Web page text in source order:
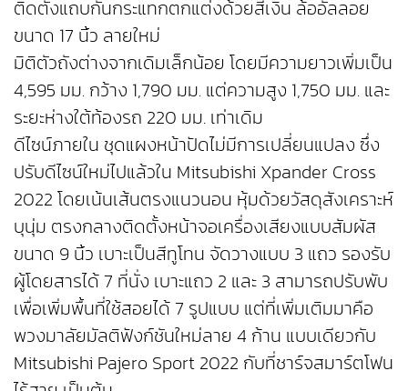
ติดตั้งแถบกันกระแทกตกแต่งด้วยสีเงิน ล้ออัลลอย
ขนาด 17 นิ้ว ลายใหม่
มิติตัวถังต่างจากเดิมเล็กน้อย โดยมีความยาวเพิ่มเป็น
4,595 มม. กว้าง 1,790 มม. แต่ความสูง 1,750 มม. และ
ระยะห่างใต้ท้องรถ 220 มม. เท่าเดิม
ดีไซน์ภายใน ชุดแผงหน้าปัดไม่มีการเปลี่ยนแปลง ซึ่ง
ปรับดีไซน์ใหม่ไปแล้วใน Mitsubishi Xpander Cross
2022 โดยเน้นเส้นตรงแนวนอน หุ้มด้วยวัสดุสังเคราะห์
บุนุ่ม ตรงกลางติดตั้งหน้าจอเครื่องเสียงแบบสัมผัส
ขนาด 9 นิ้ว เบาะเป็นสีทูโทน จัดวางแบบ 3 แถว รองรับ
ผู้โดยสารได้ 7 ที่นั่ง เบาะแถว 2 และ 3 สามารถปรับพับ
เพื่อเพิ่มพื้นที่ใช้สอยได้ 7 รูปแบบ แต่ที่เพิ่มเติมมาคือ
พวงมาลัยมัลติฟังก์ชันใหม่ลาย 4 ก้าน แบบเดียวกับ
Mitsubishi Pajero Sport 2022 กับที่ชาร์จสมาร์ตโฟน